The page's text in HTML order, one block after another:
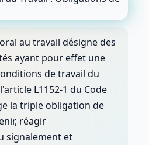
au travail désigne des
ayant pour effet une
de travail du
L1152-1 du Code
la triple obligation de
réagir
signalement et